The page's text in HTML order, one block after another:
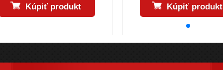
Kúpiť produkt Kúpiť produkt